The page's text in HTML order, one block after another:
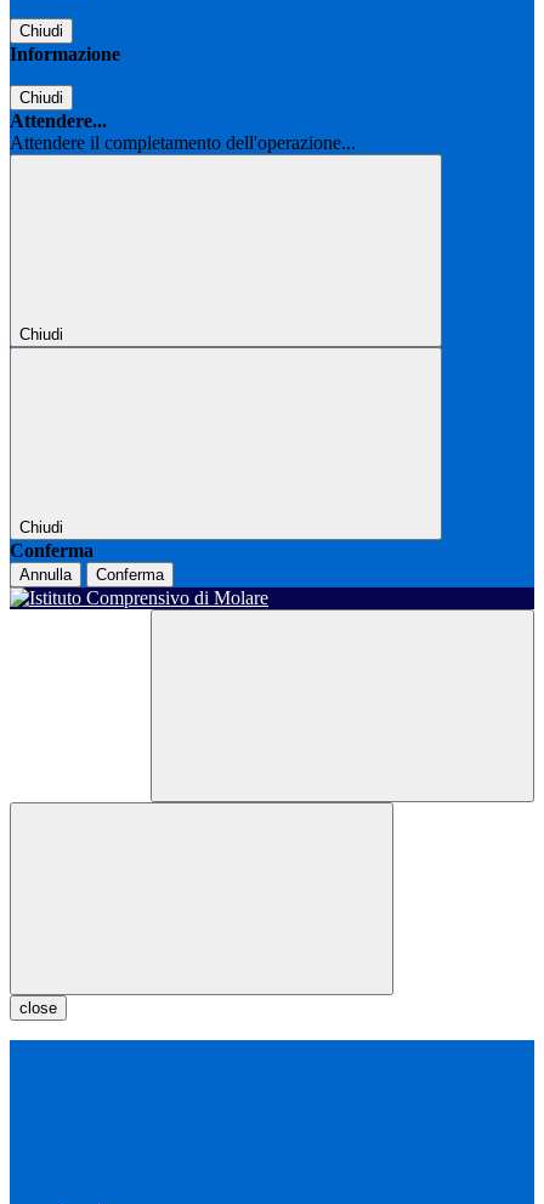
Chiudi
Informazione
Chiudi
Attendere...
Attendere il completamento dell'operazione...
Chiudi
Chiudi
Conferma
Annulla Conferma
close